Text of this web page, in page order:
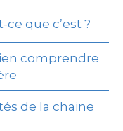
ce que c’est ?
comprendre
de la chaine